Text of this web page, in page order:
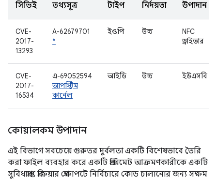
সিভিই তথ্যসূত্র টাইপ নির্দয়তা উপাদান
CVE-
2017-
13293
A-62679701
*
ইওপি উচ্চ
NFC
ড্রাইভার
CVE-
2017-
16534
এ-69052594
আপস্ট্রিম
কার্নেল
আইডি উচ্চ ইউএসবি
কোয়ালকম উপাদান
এই বিভাগে সবচেয়ে গুরুতর দুর্বলতা একটি বিশেষভাবে তৈরি
করা ফাইল ব্যবহার করে একটি প্রক্সিমেট আক্রমণকারীকে একটি
সুবিধাপ্রাপ্ত প্রক্রিয়ার প্রেক্ষাপটে নির্বিচারে কোড চালানোর জন্য সক্ষম